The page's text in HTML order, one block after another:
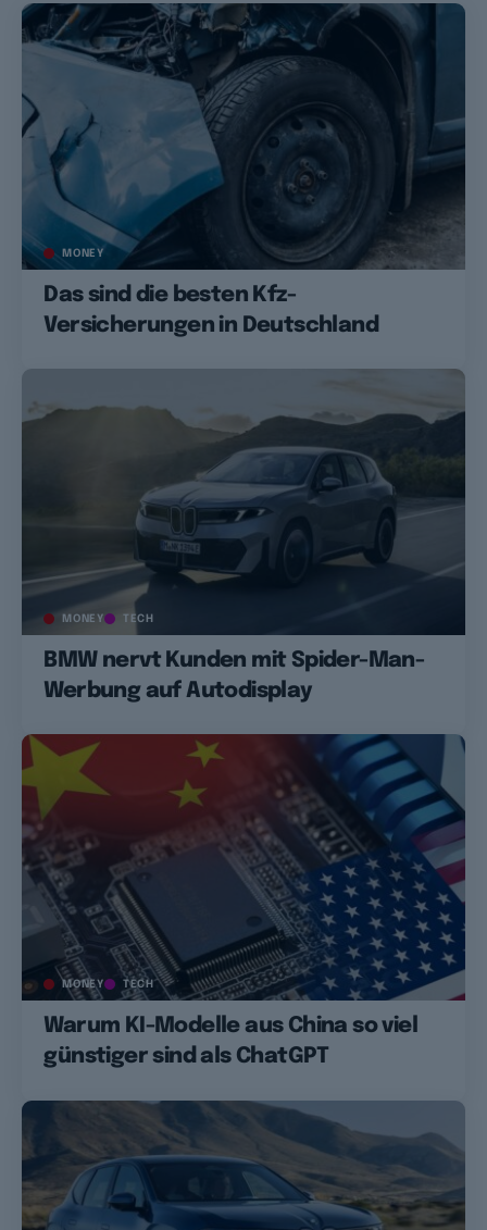
MONEY
Das sind die besten Kfz-
Versicherungen in Deutschland
MONEY TECH
BMW nervt Kunden mit Spider-Man-
Werbung auf Autodisplay
MONEY TECH
Warum KI-Modelle aus China so viel
günstiger sind als ChatGPT